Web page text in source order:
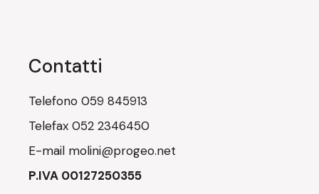
Contatti
Telefono059 845913
Telefax052 2346450
E-mail molini@progeo.net
P.IVA 00127250355